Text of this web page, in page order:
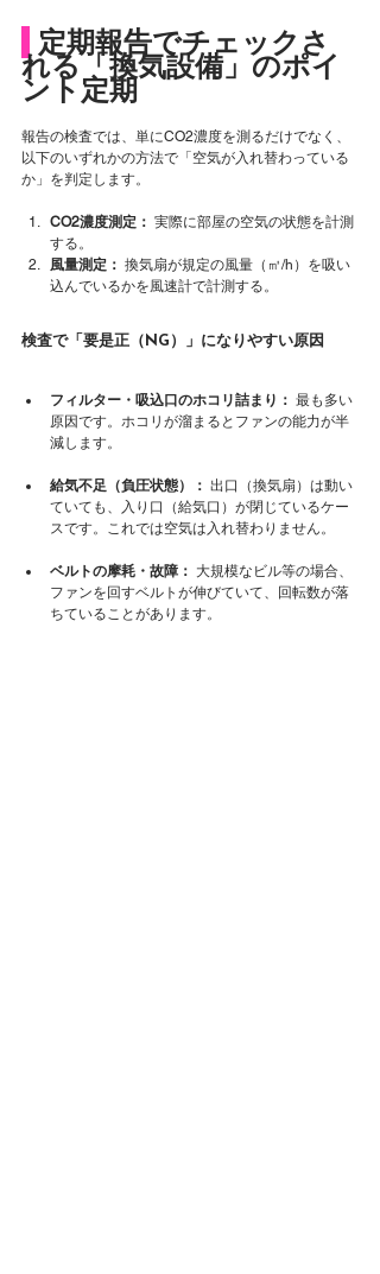
定期報告でチェックさ
れる「換気設備」のポイ
ント定期
報告の検査では、単にCO2濃度を測るだけでなく、
以下のいずれかの方法で「空気が入れ替わっている
か」を判定します。
CO2濃度測定： 実際に部屋の空気の状態を計測
する。
風量測定： 換気扇が規定の風量（㎥/h）を吸い
込んでいるかを風速計で計測する。
検査で「要是正（NG）」になりやすい原因
フィルター・吸込口のホコリ詰まり： 最も多い
原因です。ホコリが溜まるとファンの能力が半
減します。
給気不足（負圧状態）： 出口（換気扇）は動い
ていても、入り口（給気口）が閉じているケー
スです。これでは空気は入れ替わりません。
ベルトの摩耗・故障： 大規模なビル等の場合、
ファンを回すベルトが伸びていて、回転数が落
ちていることがあります。